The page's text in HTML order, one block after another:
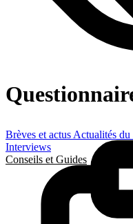
Brèves et actus Actualités du
Interviews
Conseils et Guides